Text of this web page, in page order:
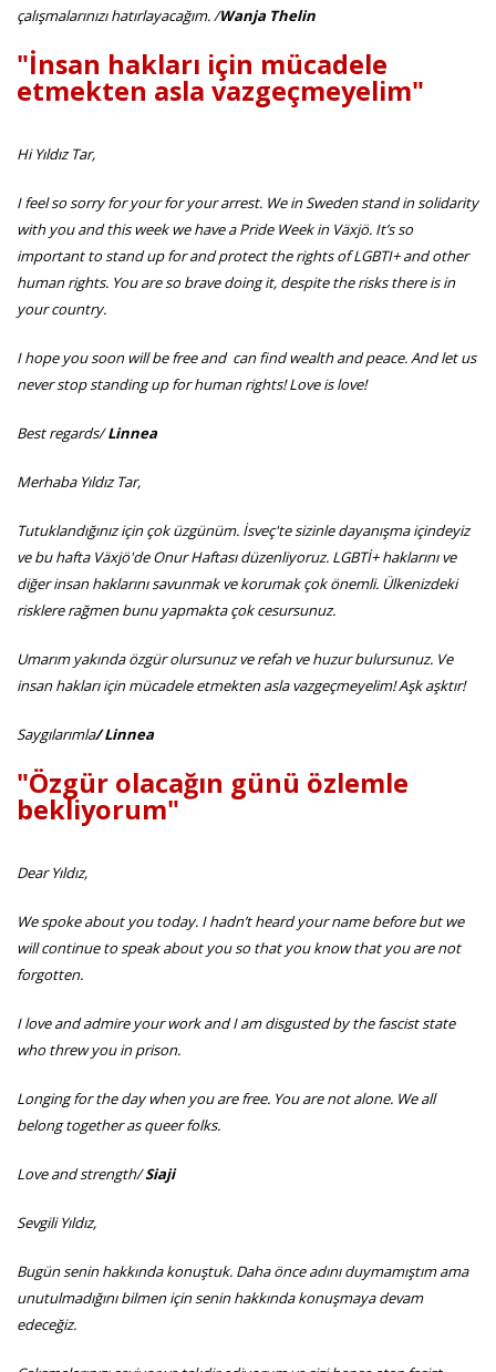
çalışmalarınızı hatırlayacağım. /Wanja Thelin
"İnsan hakları için mücadele
etmekten asla vazgeçmeyelim"
Hi Yıldız Tar,
I feel so sorry for your for your arrest. We in Sweden stand in solidarity
with you and this week we have a Pride Week in Växjö. It’s so
important to stand up for and protect the rights of LGBTI+ and other
human rights. You are so brave doing it, despite the risks there is in
your country.
I hope you soon will be free and can find wealth and peace. And let us
never stop standing up for human rights! Love is love!
Best regards/Linnea
Merhaba Yıldız Tar,
Tutuklandığınız için çok üzgünüm. İsveç'te sizinle dayanışma içindeyiz
ve bu hafta Växjö'de Onur Haftası düzenliyoruz. LGBTİ+ haklarını ve
diğer insan haklarını savunmak ve korumak çok önemli. Ülkenizdeki
risklere rağmen bunu yapmakta çok cesursunuz.
Umarım yakında özgür olursunuz ve refah ve huzur bulursunuz. Ve
insan hakları için mücadele etmekten asla vazgeçmeyelim! Aşk aşktır!
Saygılarımla/ Linnea
"Özgür olacağın günü özlemle
bekliyorum"
Dear Yıldız,
We spoke about you today. I hadn’t heard your name before but we
will continue to speak about you so that you know that you are not
forgotten.
I love and admire your work and I am disgusted by the fascist state
who threw you in prison.
Longing for the day when you are free. You are not alone. We all
belong together as queer folks.
Love and strength/Siaji
Sevgili Yıldız,
Bugün senin hakkında konuştuk. Daha önce adını duymamıştım ama
unutulmadığını bilmen için senin hakkında konuşmaya devam
edeceğiz.